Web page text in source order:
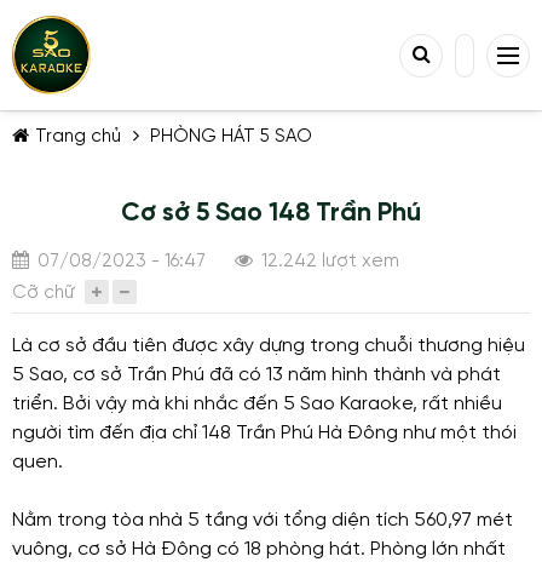
Trang chủ PHÒNG HÁT 5 SAO
Cơ sở 5 Sao 148 Trần Phú
07/08/2023 - 16:47
12.242 lượt xem
Cỡ chữ
Là cơ sở đầu tiên được xây dựng trong chuỗi thương hiệu
5 Sao, cơ sở Trần Phú đã có 13 năm hình thành và phát
triển. Bởi vậy mà khi nhắc đến 5 Sao Karaoke, rất nhiều
người tìm đến địa chỉ 148 Trần Phú Hà Đông như một thói
quen.
Nằm trong tòa nhà 5 tầng với tổng diện tích 560,97 mét
vuông, cơ sở Hà Đông có 18 phòng hát. Phòng lớn nhất